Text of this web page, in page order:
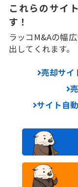
これらのサイ
す！
ラッコM&Aの幅
出してくれます。
売却サイ
サイト自